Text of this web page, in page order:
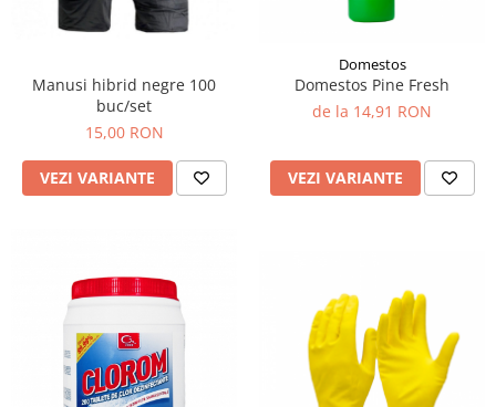
Manusi hibrid negre 100
buc/set
15,00 RON
VEZI VARIANTE
Domestos
Domestos Pine Fresh
de la 14,91 RON
VEZI VARIANTE